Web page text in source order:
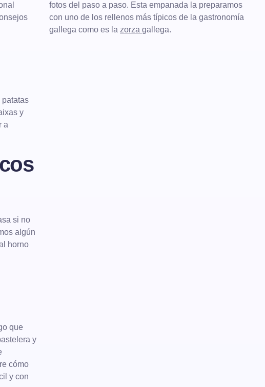
fotos del paso a paso. Esta empanada la preparamos
con uno de los rellenos más típicos de la gastronomía
gallega como es la zorza gallega.
patatas
y
a
si no
algún
horno
que
y
cómo
y con